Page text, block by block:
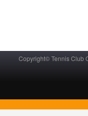
Copyright© Tennis Club